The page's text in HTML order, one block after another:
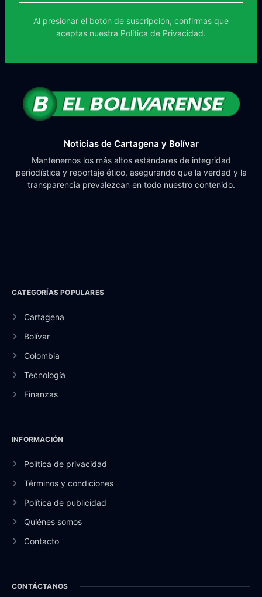
Al presionar el botón de suscripción, confirmas que
aceptas nuestra Política de Privacidad.
Noticias de Cartagena y Bolívar
Mantenemos los más altos estándares de integridad
periodística y reportaje ético, asegurando que la verdad y la
transparencia prevalezcan en todo nuestro contenido.
CATEGORÍAS POPULARES
Cartagena
Bolívar
Colombia
Tecnología
Finanzas
INFORMACIÓN
Política de privacidad
Términos y condiciones
Política de publicidad
Quiénes somos
Contacto
CONTÁCTANOS